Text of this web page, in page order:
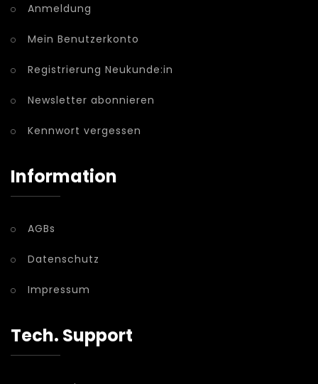
Anmeldung
Mein Benutzerkonto
Registrierung Neukunde:in
Newsletter abonnieren
Kennwort vergessen
Information
AGBs
Datenschutz
Impressum
Tech. Support